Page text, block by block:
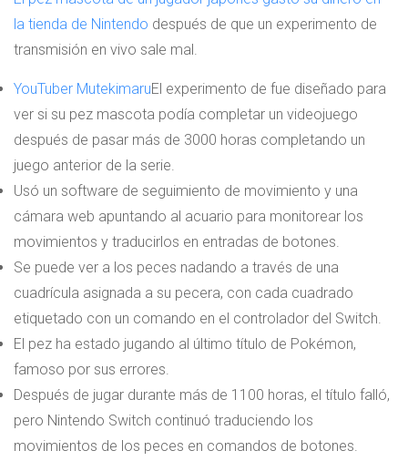
la tienda de Nintendo después de que un experimento de
transmisión en vivo sale mal.
YouTuber MutekimaruEl experimento de fue diseñado para
ver si su pez mascota podía completar un videojuego
después de pasar más de 3000 horas completando un
juego anterior de la serie.
Usó un software de seguimiento de movimiento y una
cámara web apuntando al acuario para monitorear los
movimientos y traducirlos en entradas de botones.
Se puede ver a los peces nadando a través de una
cuadrícula asignada a su pecera, con cada cuadrado
etiquetado con un comando en el controlador del Switch.
El pez ha estado jugando al último título de Pokémon,
famoso por sus errores.
Después de jugar durante más de 1100 horas, el título falló,
pero Nintendo Switch continuó traduciendo los
movimientos de los peces en comandos de botones.